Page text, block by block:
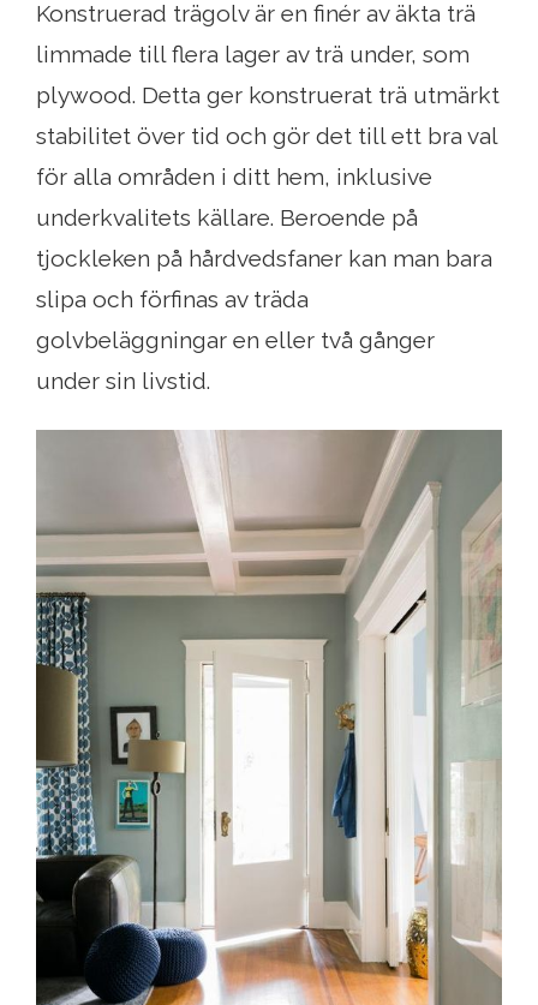
Konstruerad trägolv är en finér av äkta trä
limmade till flera lager av trä under, som
plywood. Detta ger konstruerat trä utmärkt
stabilitet över tid och gör det till ett bra val
för alla områden i ditt hem, inklusive
underkvalitets källare. Beroende på
tjockleken på hårdvedsfaner kan man bara
slipa och förfinas av träda
golvbeläggningar en eller två gånger
under sin livstid.